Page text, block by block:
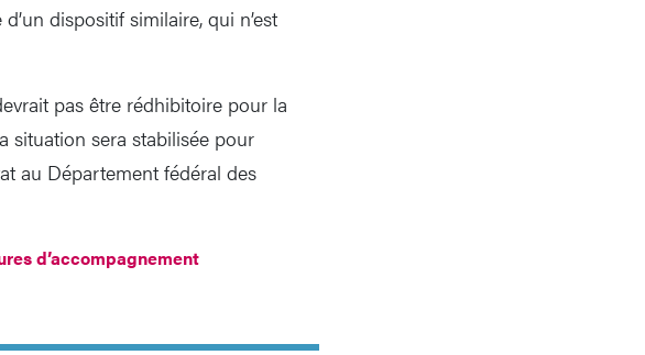
dispositif similaire, qui n’est
pas être rédhibitoire pour la
situation sera stabilisée pour
au Département fédéral des
d’accompagnement